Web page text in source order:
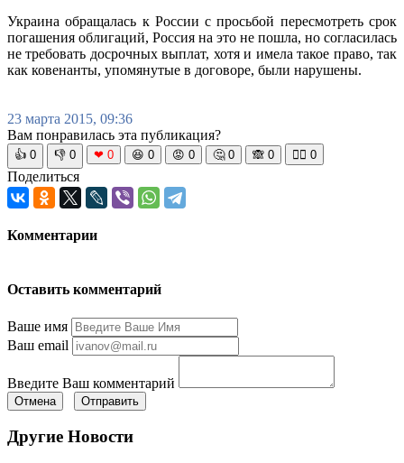
Украина обращалась к России с просьбой пересмотреть срок
погашения облигаций, Россия на это не пошла, но согласилась
не требовать досрочных выплат, хотя и имела такое право, так
как ковенанты, упомянутые в договоре, были нарушены.
23 марта 2015, 09:36
Вам понравилась эта публикация?
👍 0 👎 0 ❤ 0 😆 0 😡 0 🤔 0 🙈 0 🧘‍♀️ 0
Поделиться
Комментарии
Оставить комментарий
Ваше имя
Ваш email
Введите Ваш комментарий
Отмена Отправить
Другие Новости